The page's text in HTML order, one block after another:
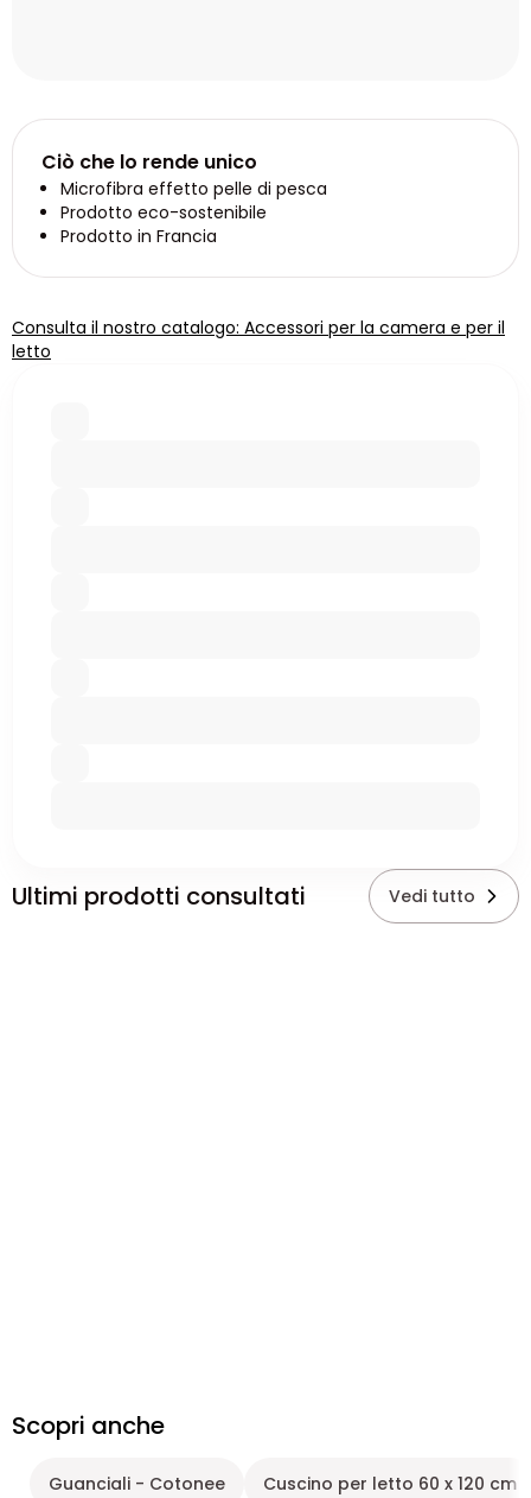
Ciò che lo rende unico
Microfibra effetto pelle di pesca
Prodotto eco-sostenibile
Prodotto in Francia
Consulta il nostro catalogo: Accessori per la camera e per il
letto
Ultimi prodotti consultati Vedi tutto
Scopri anche
Guanciali - Cotonee Cuscino per letto 60 x 120 cm